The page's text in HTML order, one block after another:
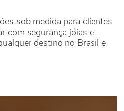
sob medida para clientes
com segurança jóias e
destino no Brasil e